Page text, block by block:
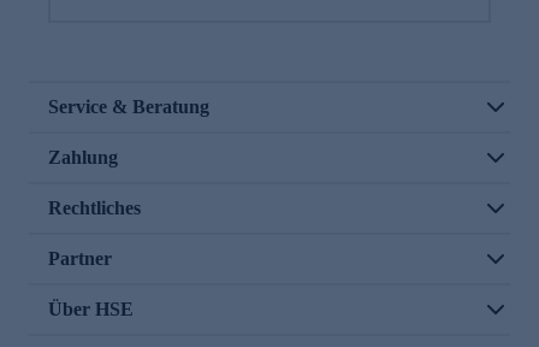
Service & Beratung
Zahlung
Rechtliches
Partner
Über HSE